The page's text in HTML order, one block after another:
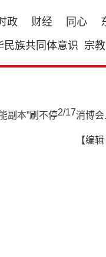
政 财经 同心
民族共同体意识
宗教
2/17消博
【编